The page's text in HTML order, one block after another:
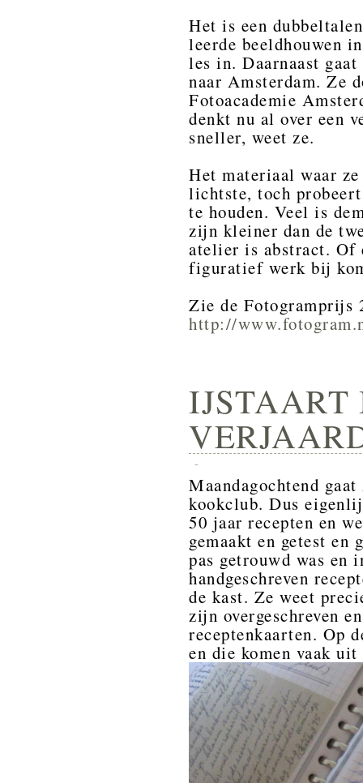
Het is een
leerde beeldhouwen
les in. Daarnaast
naar Amsterdam. Ze
Fotoacademie
denkt nu al over een
sneller, weet ze.
Het materiaal waar
lichtste, toch
te houden. Veel is
zijn kleiner dan de
atelier is abstract. Of
figuratief werk bij
Zie de Fotogramprijs
http://
IJSTAART
-
Maandagochtend
kookclub. Dus
50 jaar recepten en
gemaakt en getest en
pas getrouwd was en
handgeschreven
de kast. Ze weet
zijn overgeschreven
receptenkaarten. Op
en die komen vaak